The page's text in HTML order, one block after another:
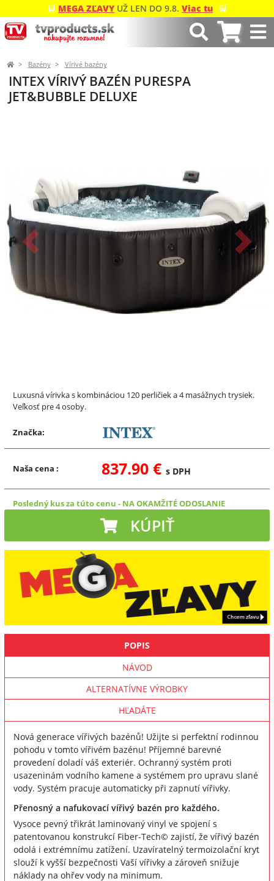
🛒 MEGA ZĽAVY UŽ LEN DO 9.8. Viac tu 🛒
Bazény Vírivé bazény
INTEX VÍRIVÝ BAZÉN PURESPA
JET&BUBBLE DELUXE
Predchádzajúci Ďalší
Luxusná vírivka s kombináciou 120 perličiek a 4 masážnych trysiek.
Veľkosť pre 4 osoby.
Značka:
Naša cena : 837.90 € s DPH
Posledný kus za túto cenu - NA OKAMŽITÉ ODOSLANIE
KÚPIŤ
POPIS
NÁVOD
ALTERNATÍVNE VÝROBKY
HĽADÁTE
Nová generace vířivých bazénů! Užijte si perfektní rodinnou
pohodu v tomto vířivém bazénu! Příjemné barevné
provedení doladí váš exteriér. Ochranný systém proti
usazeninám vodního kamene a systémem pro upravu slané
vody. Systém pracuje automaticky při zapnutí vířivky.
Přenosný a nafukovací vířivý bazén pro každého.
Vysoce pevný třikrát laminovaný vinyl ve spojení s
patentovanou konstrukcí Fiber-Tech© zajistí, že vířivý bazén
odolá i extrémnímu zatížení. Uzavíratelný termoizolační kryt
slouží k vyšší bezpečnosti Vaší vířivky a zároveň snižuje
náklady na ohřev vody na minimum.